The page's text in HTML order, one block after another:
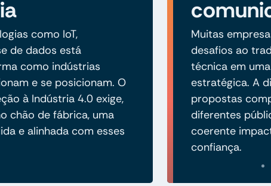
como IoT,
de dados está
como indústrias
e se posicionam. O
à Indústria 4.0 exige,
chão de fábrica, uma
e alinhada com esses
Muitas
desafios ao
técnica em
estratégica. A
propostas
diferentes
coerente
confiança.